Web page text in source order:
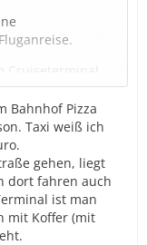
Cruiseterminal
für eine
Bahnhof Pizza
Taxi weiß ich
gehen, liegt
dort fahren auch
ist man
mit Koffer (mit